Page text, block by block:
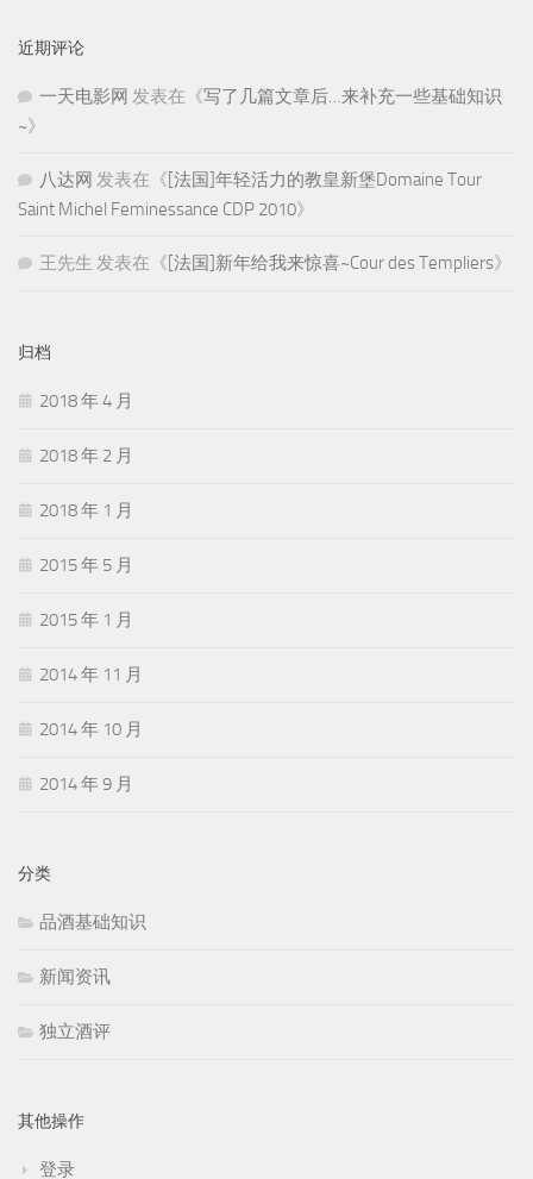
近期评论
一天电影网 发表在《写了几篇文章后…来补充一些基础知识
~》
八达网 发表在《 [法国]年轻活力的教皇新堡Domaine Tour
Saint Michel Feminessance CDP 2010》
王先生 发表在《 [法国]新年给我来惊喜~Cour des Templiers》
归档
2018 年 4 月
2018 年 2 月
2018 年 1 月
2015 年 5 月
2015 年 1 月
2014 年 11 月
2014 年 10 月
2014 年 9 月
分类
品酒基础知识
新闻资讯
独立酒评
其他操作
登录